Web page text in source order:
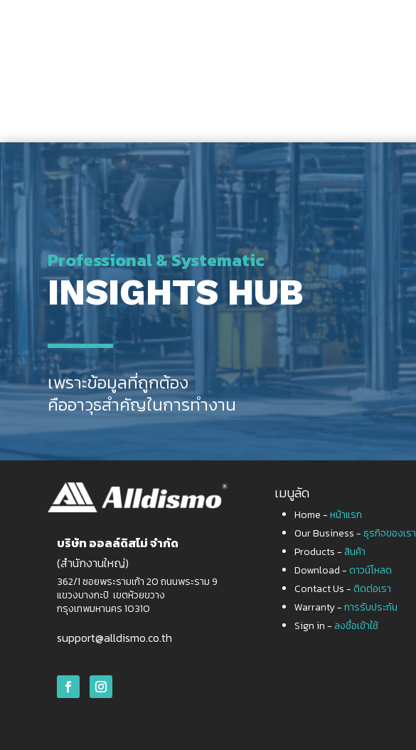
Professional & Systematic
INSIGHTS HUB
เพราะข้อมูลที่ถูกต้อง
คืออาวุธสำคัญในการทำงาน
บริษัท ออลล์ดิสโม่ จำกัด
(สำนักงานใหญ่)
362/1 ซอยพระรามเก้า 20 ถนนพระราม 9
แขวงบางกะปิ เขตห้วยขวาง
กรุงเทพมหานคร 10310
support@alldismo.co.th
เมนูลัด
Home -หน้าแรก
Our Business -ธุรกิจของเรา
Products - สินค้า
Download - ดาวน์โหลด
Contact Us - ติดต่อเรา
Warranty -การรับประกัน
Sign in - ลงชื่อเข้าใช้